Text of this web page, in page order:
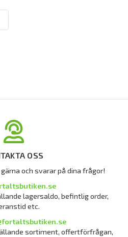
OSS
och svarar på dina frågor!
lagersaldo, befintlig order,
etc.
sortiment, offertförfrågan,